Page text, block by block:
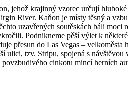
jehož krajinný vzorec určují
River. Kaňon je místy těsný a
uzavřených soutěskách báli moci
Podnikneme pěší výlet k
přesun do Las Vegas – velkoměsta
ulici, tzv. Stripu, spojená s návštěvou
cinkotu mincí herních